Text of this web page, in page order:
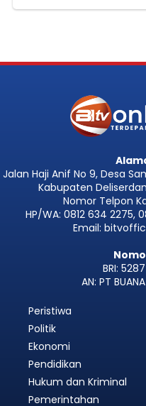
Jalan Haji Anif No 9, Desa
Kabupaten
Nomor Telpon
HP/WA: 0812 634 2275,
Email:
BRI:
AN: PT
Peristiwa
Politik
Ekonomi
Pendidikan
Hukum dan Kriminal
Pemerintahan